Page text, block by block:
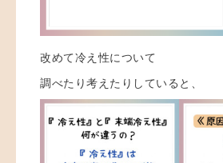
改めて冷え性について
調べたり考えたりしていると、